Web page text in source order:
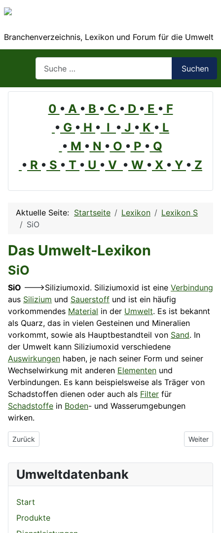
Branchenverzeichnis, Lexikon und Forum für die Umwelt
Suchen
0 • A • B • C • D • E • F
• G • H • I • J • K • L
• M • N • O • P • Q
• R • S • T • U • V • W • X • Y • Z
Aktuelle Seite: Startseite Lexikon
Lexikon S
SiO
Das Umwelt-Lexikon
SiO
SiO --->Siliziumoxid. Siliziumoxid ist eine Verbindung
aus Silizium und Sauerstoff und ist ein häufig
vorkommendes Material in der Umwelt. Es ist bekannt
als Quarz, das in vielen Gesteinen und Mineralien
vorkommt, sowie als Hauptbestandteil von Sand. In
der Umwelt kann Siliziumoxid verschiedene
Auswirkungen haben, je nach seiner Form und seiner
Wechselwirkung mit anderen Elementen und
Verbindungen. Es kann beispielsweise als Träger von
Schadstoffen dienen oder auch als Filter für
Schadstoffe in Boden- und Wasserumgebungen
wirken.
Vorheriger Beitrag: Silizium
Zurück Nächster
Weiter
Umweltdatenbank
Start
Produkte